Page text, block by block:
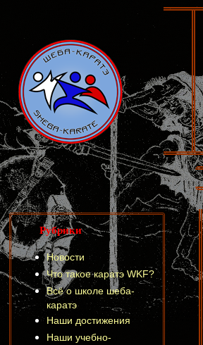
Рубрики
Новости
Что такое каратэ WKF?
Всё о школе шеба-
каратэ
Наши достижения
Наши учебно-